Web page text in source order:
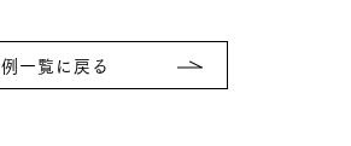
一覧に戻る